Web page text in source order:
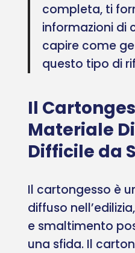
completa, ti
informazioni di
capire come
questo tipo di
Il
Materiale
Difficile da
Il cartongesso è
diffuso
e smaltimento
una sfida. Il